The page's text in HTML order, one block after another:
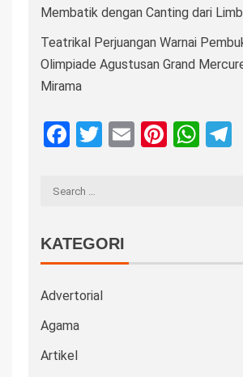
Membatik dengan Canting dari
Teatrikal Perjuangan Warnai
Olimpiade Agustusan Grand
Mirama
Facebook
Twitter
Email
KATEGORI
Advertorial
Agama
Artikel